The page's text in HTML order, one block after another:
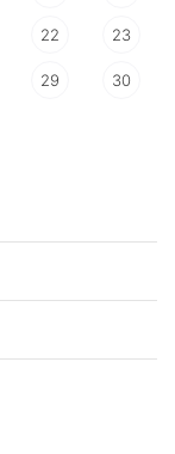
22 23
29 30